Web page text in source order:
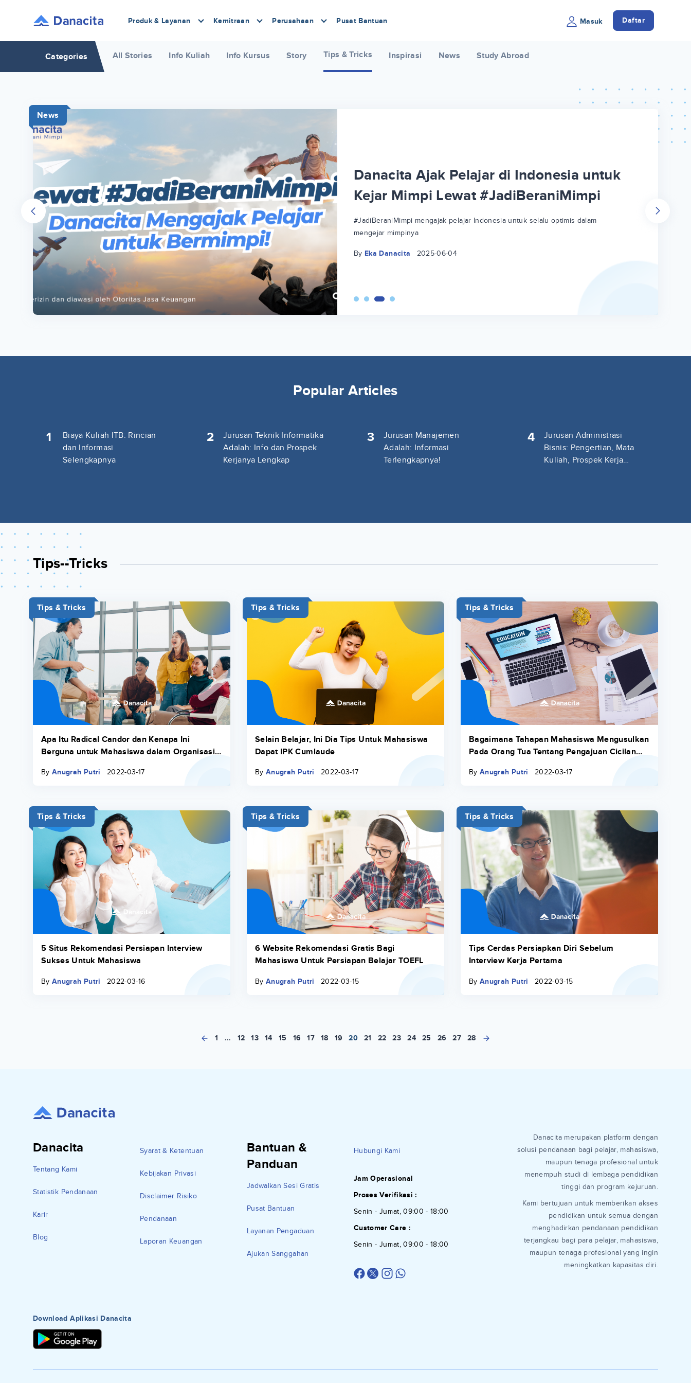
Produk & Layanan Kemitraan Perusahaan Pusat Bantuan Masuk Daftar
Categories All Stories Info Kuliah Info Kursus Story Tips & Tricks Inspirasi News Study Abroad
News
Danacita Ajak Pelajar di Indonesia untuk
Kejar Mimpi Lewat #JadiBeraniMimpi
#JadiBeraniMimpi mengajak pelajar Indonesia untuk selalu optimis dalam
mengejar mimpinya
By Eka Danacita 2025-06-04
Popular Articles
1
Biaya Kuliah ITB: Rincian
dan Informasi
Selengkapnya
2
Jurusan Teknik Informatika
Adalah: Info dan Prospek
Kerjanya Lengkap
3
Jurusan Manajemen
Adalah: Informasi
Terlengkapnya!
4
Jurusan Administrasi
Bisnis: Pengertian, Mata
Kuliah, Prospek Kerja
Tips--tricks
Tips & Tricks
Apa Itu Radical Candor dan Kenapa Ini
Berguna untuk Mahasiswa dalam Organisasi
By Anugrah Putri 2022-03-17
Tips & Tricks
Selain Belajar, Ini Dia Tips Untuk Mahasiswa
Dapat IPK Cumlaude
By Anugrah Putri 2022-03-17
Tips & Tricks
Bagaimana Tahapan Mahasiswa Mengusulkan
Pada Orang Tua Tentang Pengajuan Cicilan
By Anugrah Putri 2022-03-17
Tips & Tricks
5 Situs Rekomendasi Persiapan Interview
Sukses Untuk Mahasiswa
By Anugrah Putri 2022-03-16
Tips & Tricks
6 Website Rekomendasi Gratis Bagi
Mahasiswa Untuk Persiapan Belajar TOEFL
By Anugrah Putri 2022-03-15
Tips & Tricks
Tips Cerdas Persiapkan Diri Sebelum
Interview Kerja Pertama
By Anugrah Putri 2022-03-15
1 ... 12 13 14 15 16 17 18 19 20 21 22 23 24 25 26 27 28
Danacita
Tentang Kami
Statistik Pendanaan
Karir
Blog
Syarat & Ketentuan
Kebijakan Privasi
Disclaimer Risiko
Pendanaan
Laporan Keuangan
Bantuan &
Panduan
Jadwalkan Sesi Gratis
Pusat Bantuan
Layanan Pengaduan
Ajukan Sanggahan
Hubungi Kami
Jam Operasional
Proses Verifikasi :
Senin - Jumat, 09:00 - 18:00
Customer Care :
Senin - Jumat, 09:00 - 18:00
Danacita merupakan platform dengan
solusi pendanaan bagi pelajar, mahasiswa,
maupun tenaga profesional untuk
menempuh studi di lembaga pendidikan
tinggi dan program kejuruan.
Kami bertujuan untuk memberikan akses
pendidikan untuk semua dengan
menghadirkan pendanaan pendidikan
terjangkau bagi para pelajar, mahasiswa,
maupun tenaga profesional yang ingin
meningkatkan kapasitas diri.
Download Aplikasi Danacita